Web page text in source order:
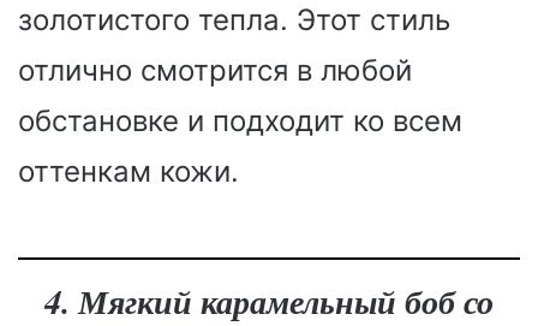
золотистого тепла. Этот стиль
отлично смотрится в любой
обстановке и подходит ко всем
оттенкам кожи.
4. Мягкий карамельный боб со